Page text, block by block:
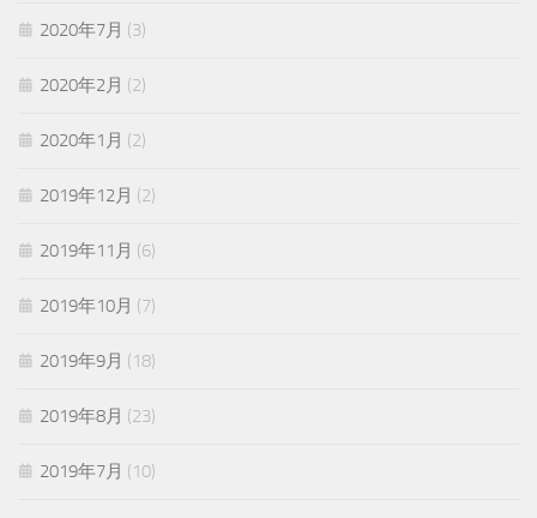
2020年7月 (3)
2020年2月 (2)
2020年1月 (2)
2019年12月 (2)
2019年11月 (6)
2019年10月 (7)
2019年9月 (18)
2019年8月 (23)
2019年7月 (10)